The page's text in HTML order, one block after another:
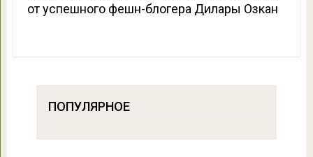
от успешного фешн-блогера Дилары Озкан
ПОПУЛЯРНОЕ